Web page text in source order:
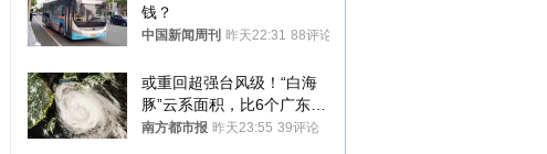
钱？
中国新闻周刊 昨天22:31 88评论
或重回超强台风级！“白海
豚”云系面积，比6个广东还
大！深圳官方：注意这件事
南方都市报 昨天23:55 39评论